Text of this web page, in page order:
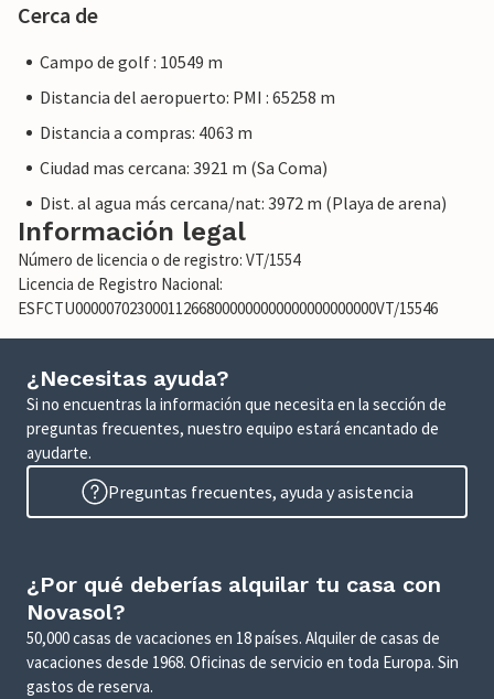
Cerca de
Campo de golf : 10549 m
Distancia del aeropuerto: PMI : 65258 m
Distancia a compras: 4063 m
Ciudad mas cercana: 3921 m (Sa Coma)
Dist. al agua más cercana/nat: 3972 m (Playa de arena)
Información legal
Número de licencia o de registro: VT/1554
Licencia de Registro Nacional:
ESFCTU000007023000112668000000000000000000000VT/15546
¿Necesitas ayuda?
Si no encuentras la información que necesita en la sección de
preguntas frecuentes, nuestro equipo estará encantado de
ayudarte.
Preguntas frecuentes, ayuda y asistencia
¿Por qué deberías alquilar tu casa con
Novasol?
50,000 casas de vacaciones en 18 países. Alquiler de casas de
vacaciones desde 1968. Oficinas de servicio en toda Europa. Sin
gastos de reserva.